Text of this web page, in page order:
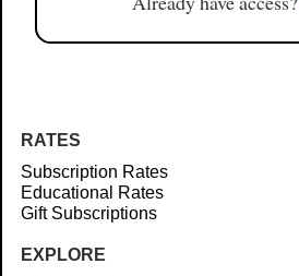
RATES
Subscription Rates
Educational Rates
Gift Subscriptions
EXPLORE